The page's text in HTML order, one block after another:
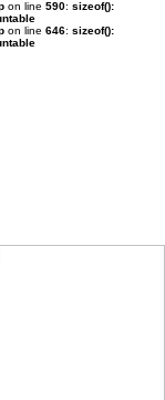
on line 590: sizeof():
on line 646: sizeof():